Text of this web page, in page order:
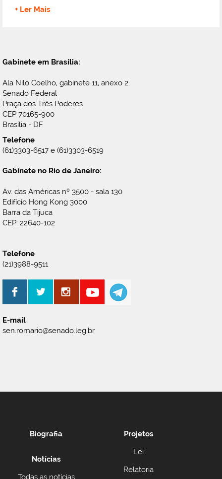
+ Ler Mais
Gabinete em Brasília:
Ala Nilo Coelho, gabinete 11, anexo 2.
Senado Federal
Praça dos Três Poderes
CEP 70165-900
Brasília - DF
Telefone
(61)3303-6517 e (61)3303-6519
Gabinete no Rio de Janeiro:
Av. das Américas nº 3500 - sala 130
Edifício Hong Kong 3000
Barra da Tijuca
CEP: 22640-102
Telefone
(21)3988-9511
E-mail
sen.romario@senado.leg.br
Biografia
Notícias
Todas as notícias
Projetos
Lei
Relatoria